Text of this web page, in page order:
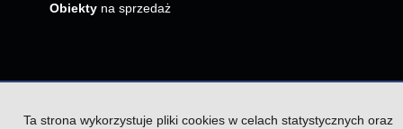
Obiekty na sprzedaż
Ta strona wykorzystuje pliki cookies w celach statystycznych oraz